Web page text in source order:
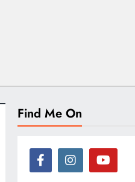
Find Me On